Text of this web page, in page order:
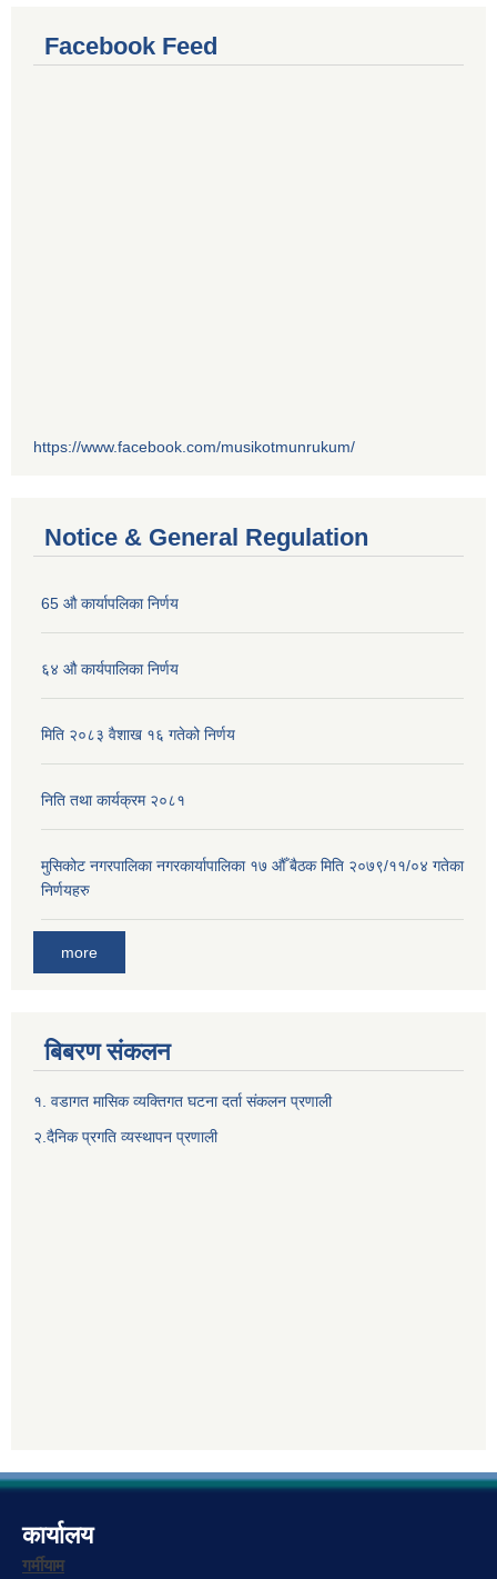
Facebook Feed
https://www.facebook.com/musikotmunrukum/
Notice & General Regulation
65 औ कार्यापलिका निर्णय
६४ औ कार्यपालिका निर्णय
मिति २०८३ वैशाख १६ गतेको निर्णय
निति तथा कार्यक्रम २०८१
मुसिकोट नगरपालिका नगरकार्यापालिका १७ औँ बैठक मिति २०७९/११/०४ गतेका
निर्णयहरु
more
बिबरण संकलन
१. वडागत मासिक व्यक्तिगत घटना दर्ता संकलन प्रणाली
२.दैनिक प्रगति व्यस्थापन प्रणाली
कार्यालय
गर्मीयाम